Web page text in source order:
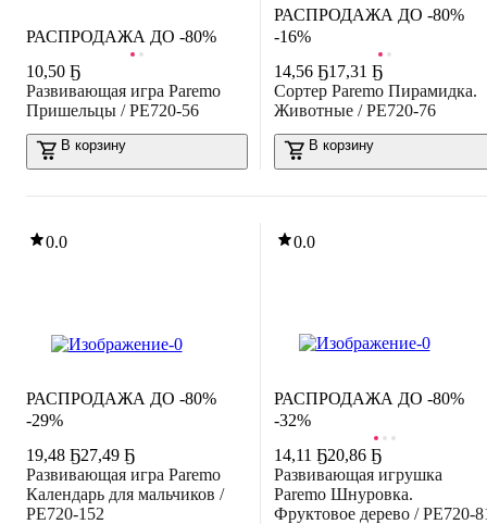
РАСПРОДАЖА ДО -80%
10,50 Ҕ
Развивающая игра Paremo
Пришельцы / PE720-56
В корзину
-16%
РАСПРОДАЖА ДО -80%
14,56 Ҕ17,31 Ҕ
Сортер Paremo Пирамидка.
Животные / PE720-76
В корзину
0.0
-29%
РАСПРОДАЖА ДО -80%
19,48 Ҕ27,49 Ҕ
Развивающая игра Paremo
Календарь для мальчиков /
PE720-152
0.0
-32%
РАСПРОДАЖА ДО -80%
14,11 Ҕ20,86 Ҕ
Развивающая игрушка
Paremo Шнуровка.
Фруктовое дерево / PE720-